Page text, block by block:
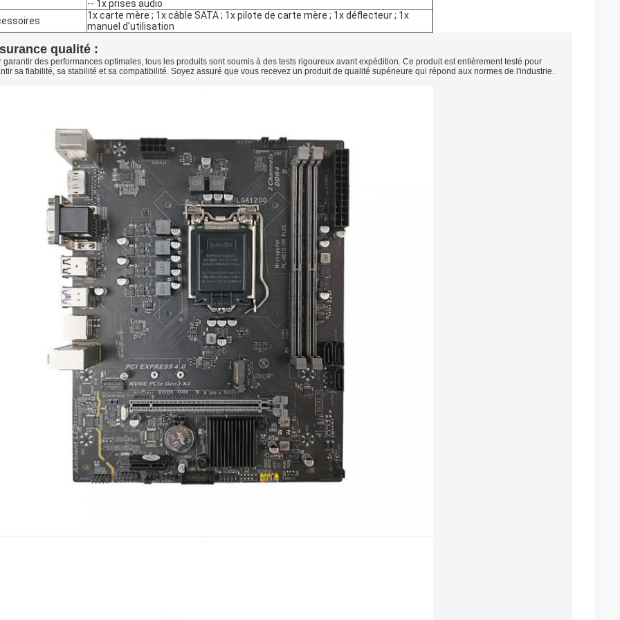
-- 1x prises audio
1x carte mère ; 1x câble SATA ; 1x pilote de carte mère ; 1x déflecteur ; 1x
manuel d'utilisation
qualité :
garantir des performances optimales, tous les produits sont soumis à des tests rigoureux avant expédition. Ce produit est entièrement testé pour
sa fiabilité, sa stabilité et sa compatibilité. Soyez assuré que vous recevez un produit de qualité supérieure qui répond aux normes de l'industrie.